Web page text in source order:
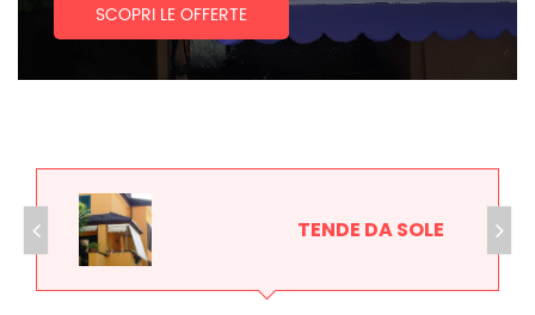
SCOPRI LE OFFERTE
TENDE DA SOLE